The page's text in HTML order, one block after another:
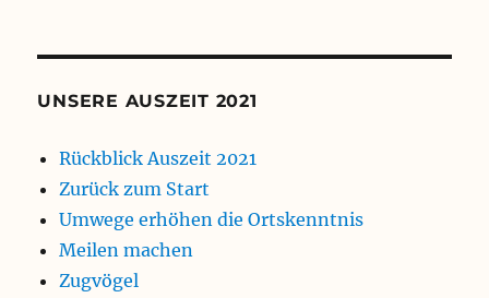
UNSERE AUSZEIT 2021
Rückblick Auszeit 2021
Zurück zum Start
Umwege erhöhen die Ortskenntnis
Meilen machen
Zugvögel